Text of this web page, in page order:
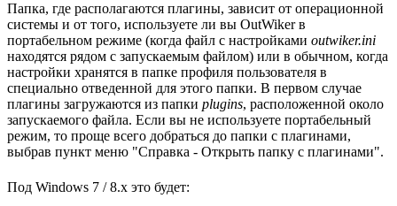
Папка, где располагаются плагины, зависит от операционной
системы и от того, используете ли вы OutWiker в
портабельном режиме (когда файл с настройками outwiker.ini
находятся рядом с запускаемым файлом) или в обычном, когда
настройки хранятся в папке профиля пользователя в
специально отведенной для этого папки. В первом случае
плагины загружаются из папки plugins, расположенной около
запускаемого файла. Если вы не используете портабельный
режим, то проще всего добраться до папки с плагинами,
выбрав пункт меню "Справка - Открыть папку с плагинами".
Под Windows 7 / 8.x это будет: